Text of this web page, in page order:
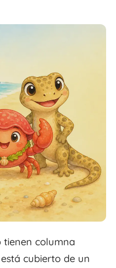
tienen columna
cubierto de un